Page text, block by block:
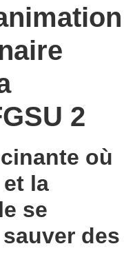
2
où
et la
se
des